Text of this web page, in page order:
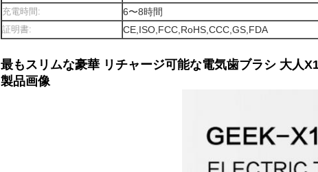
充電時間: 6〜8時間
証明書: CE,ISO,FCC,RoHS,CCC,GS,FDA
最もスリムな豪華 リチャージ可能な電気歯ブラシ 大人
製品画像